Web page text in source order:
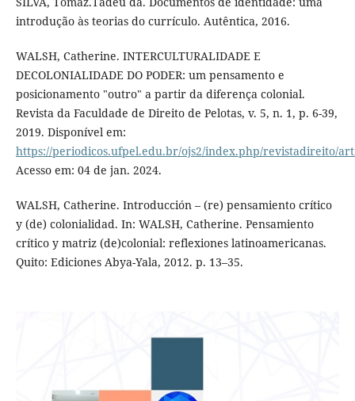
introdução às teorias do currículo. Autêntica, 2016.
WALSH, Catherine. INTERCULTURALIDADE E
DECOLONIALIDADE DO PODER: um pensamento e
posicionamento "outro" a partir da diferença colonial.
Revista da Faculdade de Direito de Pelotas, v. 5, n. 1, p. 6-39,
2019. Disponível em:
https://periodicos.ufpel.edu.br/ojs2/index.php/revistadireito/
Acesso em: 04 de jan. 2024.
WALSH, Catherine. Introducción – (re) pensamiento crítico
y (de) colonialidad. In: WALSH, Catherine. Pensamiento
crítico y matriz (de)colonial: reflexiones latinoamericanas.
Quito: Ediciones Abya-Yala, 2012. p. 13–35.